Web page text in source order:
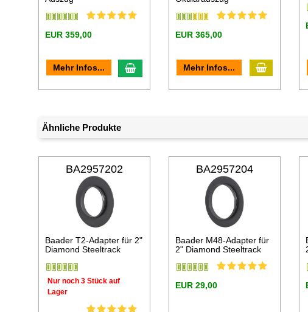
EUR 359,00
Mehr Infos... In den Warenkorb
EUR 365,00
Mehr Infos... In den
Ähnliche Produkte
BA2957202
Baader T2-Adapter für 2"
Diamond Steeltrack
Nur noch 3 Stück auf
Lager
BA2957204
Baader M48-Adapter für
2" Diamond Steeltrack
EUR 29,00